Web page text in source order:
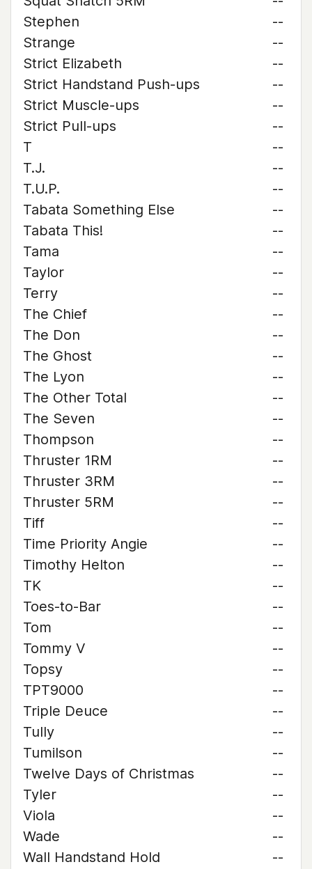
Stephen
--
Strange
--
Strict Elizabeth
--
Strict Handstand Push-ups
--
Strict Muscle-ups
--
Strict Pull-ups
--
T
--
T.J.
--
T.U.P.
--
Tabata Something Else
--
Tabata This!
--
Tama
--
Taylor
--
Terry
--
The Chief
--
The Don
--
The Ghost
--
The Lyon
--
The Other Total
--
The Seven
--
Thompson
--
Thruster 1RM
--
Thruster 3RM
--
Thruster 5RM
--
Tiff
--
Time Priority Angie
--
Timothy Helton
--
TK
--
Toes-to-Bar
--
Tom
--
Tommy V
--
Topsy
--
TPT9000
--
Triple Deuce
--
Tully
--
Tumilson
--
Twelve Days of Christmas
--
Tyler
--
Viola
--
Wade
--
Wall Handstand Hold
--